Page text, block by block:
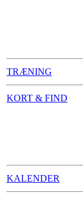
TRÆNING
KORT & FIND
KALENDER